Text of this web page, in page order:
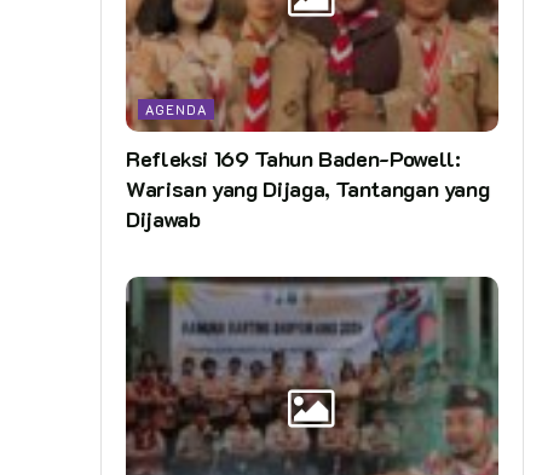
AGENDA
Refleksi 169 Tahun Baden-Powell:
Warisan yang Dijaga, Tantangan yang
Dijawab